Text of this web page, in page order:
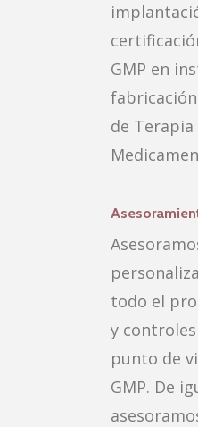
GMP en
de Terapia
todo el
y
punto de
GMP. De